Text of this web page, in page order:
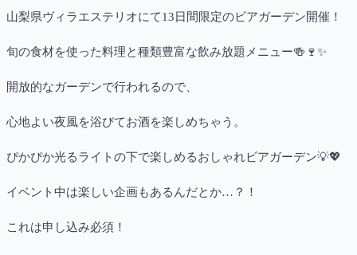
山梨県ヴィラエステリオにて13日間限定のビアガーデン開催！
旬の食材を使った料理と種類豊富な飲み放題メニュー🍻🍷✨
開放的なガーデンで行われるので、
心地よい夜風を浴びてお酒を楽しめちゃう。
ぴかぴか光るライトの下で楽しめるおしゃれビアガーデン💡💖
イベント中は楽しい企画もあるんだとか…？！
これは申し込み必須！